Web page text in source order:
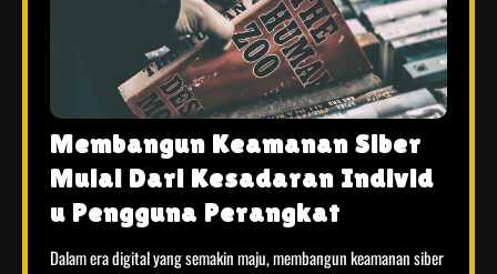
Membangun Keamanan Siber
Mulai Dari Kesadaran Individ
u Pengguna Perangkat
Dalam era digital yang semakin maju, membangun keamanan siber